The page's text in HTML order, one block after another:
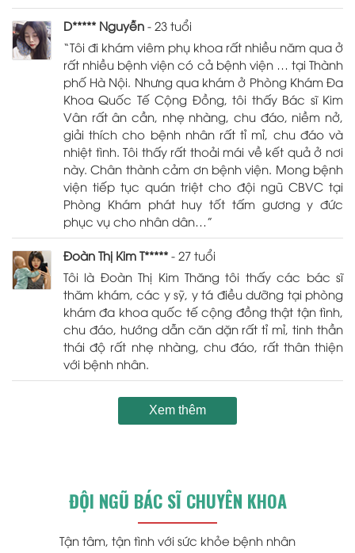
D***** Nguyễn - 23 tuổi
“Tôi đi khám viêm phụ khoa rất nhiều năm qua ở
rất nhiều bệnh viện có cả bệnh viện … tại Thành
phố Hà Nội. Nhưng qua khám ở Phòng Khám Đa
Khoa Quốc Tế Cộng Đồng, tôi thấy Bác sĩ Kim
Vân rất ân cần, nhẹ nhàng, chu đáo, niềm nở,
giải thích cho bệnh nhân rất tỉ mỉ, chu đáo và
nhiệt tình. Tôi thấy rất thoải mái về kết quả ở nơi
này. Chân thành cảm ơn bệnh viện. Mong bệnh
viện tiếp tục quán triệt cho đội ngũ CBVC tại
Phòng Khám phát huy tốt tấm gương y đức
phục vụ cho nhân dân…”
Đoàn Thị Kim T***** - 27 tuổi
Tôi là Đoàn Thị Kim Thăng tôi thấy các bác sĩ
thăm khám, các y sỹ, y tá điều dưỡng tại phòng
khám đa khoa quốc tế cộng đồng thật tận tình,
chu đáo, hướng dẫn căn dặn rất tỉ mỉ, tinh thần
thái độ rất nhẹ nhàng, chu đáo, rất thân thiện
với bệnh nhân.
Xem thêm
ĐỘI NGŨ BÁC SĨ CHUYÊN KHOA
Tận tâm, tận tình với sức khỏe bệnh nhân